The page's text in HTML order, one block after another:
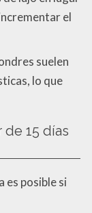
el
suelen
lo que
de 15 días
es posible si